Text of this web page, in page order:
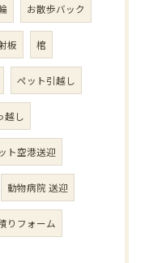
お散歩バック
板 棺
ペット引越し
越し
ト空港送迎
動物病院 送迎
りフォーム